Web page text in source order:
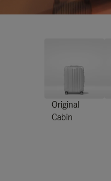
Original
Cabin